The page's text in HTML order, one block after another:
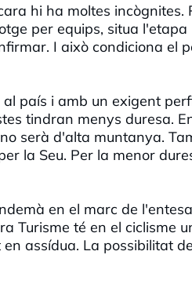
hi ha moltes incògnites.
per equips, situa l'etapa
I això condiciona el
país i amb un exigent
tindran menys duresa.
serà d'alta muntanya.
la Seu. Per la menor
en el marc de
Turisme té en el ciclisme
assídua. La possibilitat de